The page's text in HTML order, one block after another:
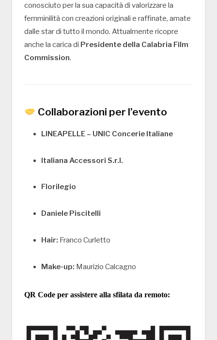
conosciuto per la sua capacità di valorizzare la
femminilità con creazioni originali e raffinate, amate
dalle star di tutto il mondo. Attualmente ricopre
anche la carica di Presidente della Calabria Film
Commission.
Collaborazioni per l’evento
LINEAPELLE – UNIC Concerie Italiane
Italiana Accessori S.r.l.
Florilegio
Daniele Piscitelli
Hair: Franco Curletto
Make-up: Maurizio Calcagno
QR Code per assistere alla sfilata da remoto: